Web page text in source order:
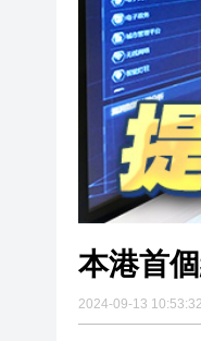
本港首
2024-09-13 10:53:32